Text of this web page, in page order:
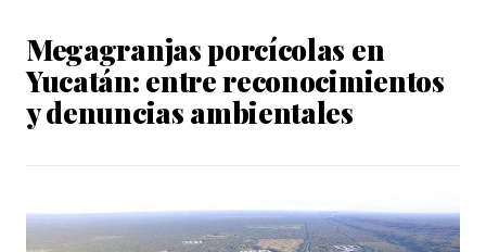
Megagranjas porcícolas en
Yucatán: entre reconocimientos
y denuncias ambientales